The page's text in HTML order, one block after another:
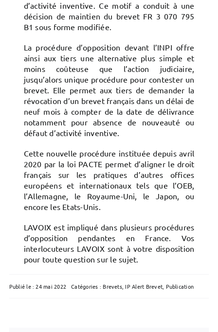
d’activité inventive. Ce motif a conduit à une
décision de maintien du brevet FR 3 070 795
B1 sous forme modifiée.
La procédure d’opposition devant l’INPI offre
ainsi aux tiers une alternative plus simple et
moins coûteuse que l’action judiciaire,
jusqu’alors unique procédure pour contester un
brevet. Elle permet aux tiers de demander la
révocation d’un brevet français dans un délai de
neuf mois à compter de la date de délivrance
notamment pour absence de nouveauté ou
défaut d’activité inventive.
Cette nouvelle procédure instituée depuis avril
2020 par la loi PACTE permet d’aligner le droit
français sur les pratiques d’autres offices
européens et internationaux tels que l’OEB,
l’Allemagne, le Royaume-Uni, le Japon, ou
encore les Etats-Unis.
LAVOIX est impliqué dans plusieurs procédures
d’opposition pendantes en France. Vos
interlocuteurs LAVOIX sont à votre disposition
pour toute question sur le sujet.
Publié le : 24 mai 2022 Catégories : Brevets, IP Alert Brevet Publication